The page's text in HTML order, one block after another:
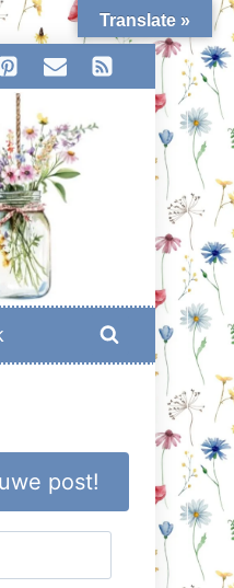
post!
Translate »